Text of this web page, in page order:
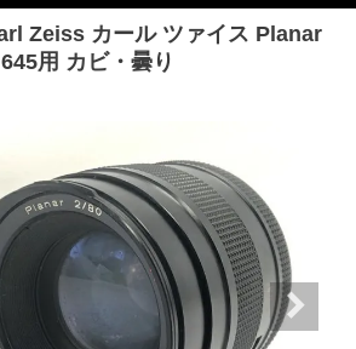
Zeiss カール ツァイス Planar
用 カビ・曇り